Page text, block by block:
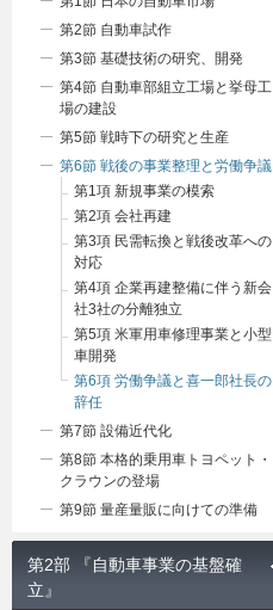
第2節 自動車試作
第3節 基礎技術の研究、開発
第4節 自動車部組立工場と挙母工
場の建設
第5節 戦時下の研究と生産
第6節 戦後の事業整理と労働争議
第1項 新規事業の模索
第2項 会社再建
第3項 民需転換と戦後改革への
対応
第4項 企業再建整備に伴う新会
社3社の分離独立
第5項 米軍用車修理事業と小型
車開発
第6項 労働争議と喜一郎社長の
辞任
第7節 設備近代化
第8節 本格的乗用車トヨペット・
クラウンの登場
第9節 量産量販に向けての準備
第2部 『自動車事業の基盤確
立』